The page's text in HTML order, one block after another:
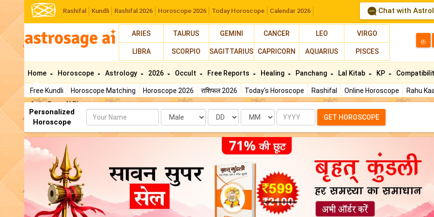
Rashifal Kundli Rashifal 2026 Horoscope 2026 Today Horoscope Calendar 2026 Chat with
ARIES TAURUS GEMINI CANCER LEO VIRGO
LIBRA SCORPIO SAGITTARIUS CAPRICORN AQUARIUS PISCES
த
Home
Free Kundli Horoscope Matching Horoscope 2026 राशिफल 2026 Today's Horoscope Rashifal Online Horoscope Rahu
AstroSage AI Shop
Horoscope Astrology 2026 Occult Free Reports Healing Panchang Lal Kitab KP
Personalized
Horoscope
Name Date Month Year GET HOROSCOPE